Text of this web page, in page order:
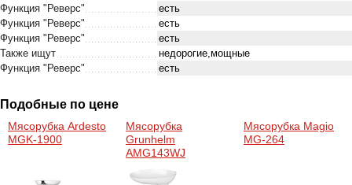
Функция "Реверс"
есть
Функция "Реверс"
есть
Функция "Реверс"
есть
Также ищут
недорогие,мощные
Функция "Реверс"
есть
Подобные по цене
Мясорубка Ardesto
MGK-1900
Мясорубка
Grunhelm
AMG143WJ
Мясорубка Magio
MG-264